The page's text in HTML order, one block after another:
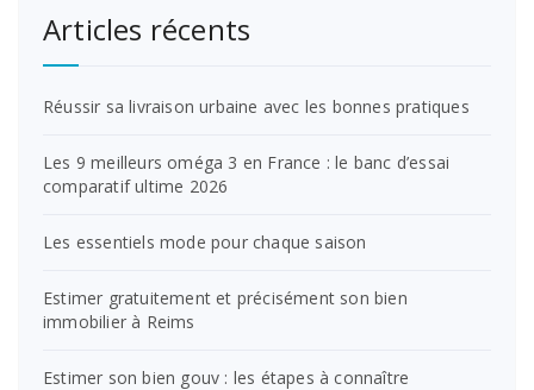
Articles récents
Réussir sa livraison urbaine avec les bonnes pratiques
Les 9 meilleurs oméga 3 en France : le banc d’essai
comparatif ultime 2026
Les essentiels mode pour chaque saison
Estimer gratuitement et précisément son bien
immobilier à Reims
Estimer son bien gouv : les étapes à connaître